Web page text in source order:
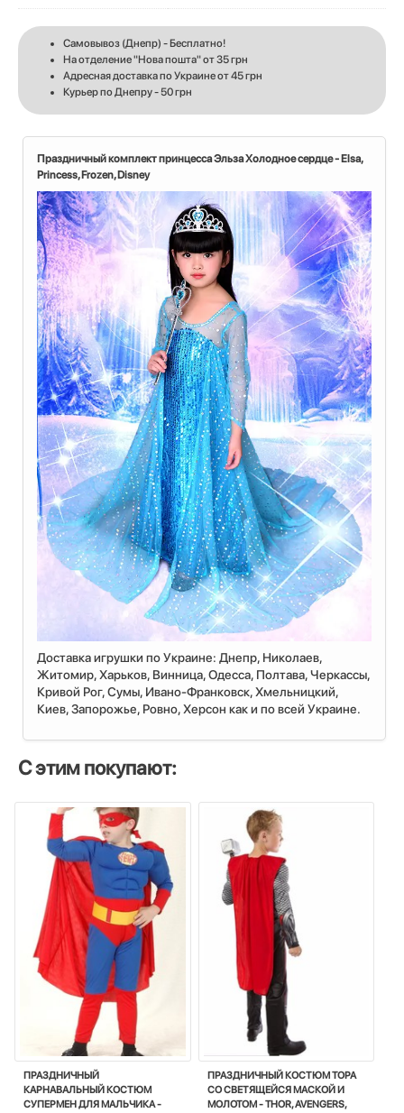
Самовывоз (Днепр) - Бесплатно!
На отделение "Нова пошта" от 35 грн
Адресная доставка по Украине от 45 грн
Курьер по Днепру - 50 грн
Праздничный комплект принцесса Эльза Холодное сердце - Elsa,
Princess, Frozen, Disney
Доставка игрушки по Украине: Днепр, Николаев,
Житомир, Харьков, Винница, Одесса, Полтава, Черкассы,
Кривой Рог, Сумы, Ивано-Франковск, Хмельницкий,
Киев, Запорожье, Ровно, Херсон как и по всей Украине.
С этим покупают:
ПРАЗДНИЧНЫЙ
КАРНАВАЛЬНЫЙ КОСТЮМ
СУПЕРМЕН ДЛЯ МАЛЬЧИКА -
ПРАЗДНИЧНЫЙ КОСТЮМ ТОРА
СО СВЕТЯЩЕЙСЯ МАСКОЙ И
МОЛОТОМ - THOR, AVENGERS,